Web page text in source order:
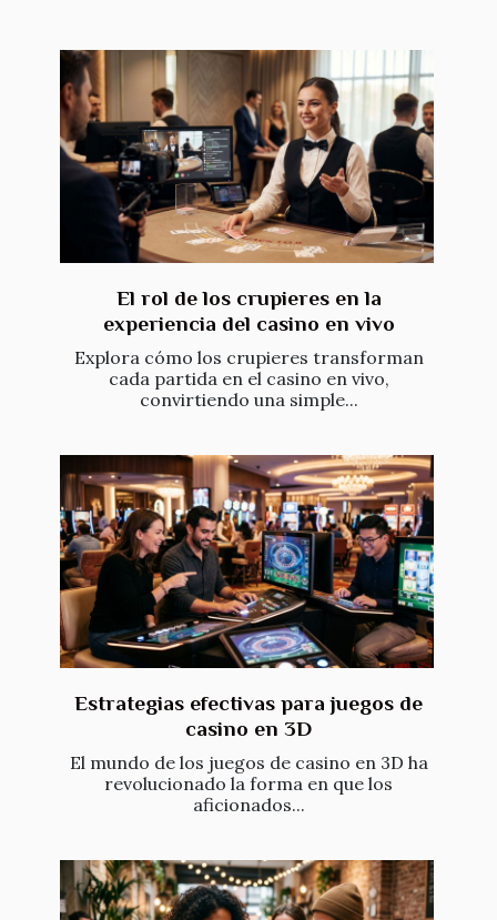
El rol de los crupieres en la
experiencia del casino en vivo
Explora cómo los crupieres transforman
cada partida en el casino en vivo,
convirtiendo una simple...
Estrategias efectivas para juegos de
casino en 3D
El mundo de los juegos de casino en 3D ha
revolucionado la forma en que los
aficionados...